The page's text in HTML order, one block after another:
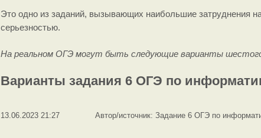
Это одно из заданий, вызывающих наибольшие затруднения
серьезностью.
На реальном ОГЭ могут быть следующие варианты
Варианты задания 6 ОГЭ по
13.06.2023 21:27 Автор/источник: Задание 6 ОГЭ по